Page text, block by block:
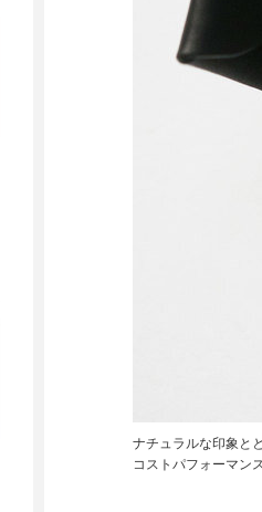
ナチュラルな印象と
コストパフォーマン